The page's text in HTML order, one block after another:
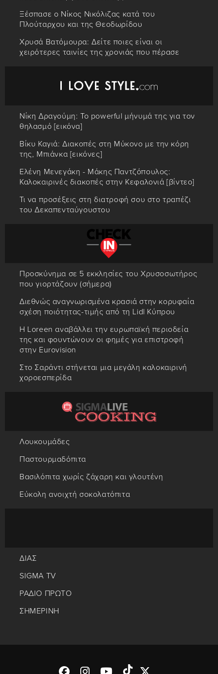
Ξέσπασε ο Νίκος Νικόλιζας κατά του
Πλούταρχου και της Θεοδωρίδου
Χρυσά Βατόμουρα: Δείτε ποιες είναι οι
χειρότερες ταινίες της χρονιάς που πέρασε
Νίκη Δραγούμη: Το powerful μήνυμά της για τον
θηλασμό [εικόνα]
Βίκυ Καγιά: Διακοπές στη Μύκονο με την κόρη
της, Μπιάνκα [εικόνες]
Ελένη Μενεγάκη - Μάκης Παντζόπουλος:
Καλοκαιρινές διακοπές στην Κεφαλονιά [βίντεο]
Τι να προσέξεις στη διατροφή σου στο τραπέζι
του Δεκαπενταύγουστου
Προσκύνημα σε 5 εκκλησίες του Χρυσοσωτήρος
που γιορτάζουν (σήμερα)
Διεθνώς αναγνωρισμένα κρασιά στην κορυφαία
σχέση ποιότητας-τιμής από τη Lidl Κύπρου
Η Loreen αναβάλλει την ευρωπαϊκή περιοδεία
της και φουντώνουν οι φημές για επιστροφή
στην Eurovision
Στο Σαράντι στήνεται μια μεγάλη καλοκαιρινή
χοροεσπερίδα
Λουκουμάδες
Παστουρμαδόπιτα
Βασιλόπιτα χωρίς ζάχαρη και γλουτένη
Εύκολη ανοιχτή σοκολατόπιτα
ΔΙΑΣ
SIGMA TV
ΡΑΔΙΟ ΠΡΩΤΟ
ΣΗΜΕΡΙΝΗ